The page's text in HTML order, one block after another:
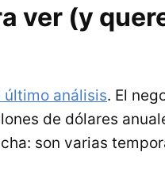
ver (y
último análisis. El
de dólares
son varias